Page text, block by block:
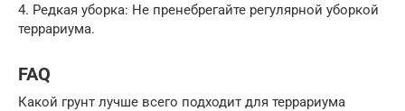
4. Редкая уборка: Не пренебрегайте регулярной уборкой
террариума.
FAQ
Какой грунт лучше всего подходит для террариума